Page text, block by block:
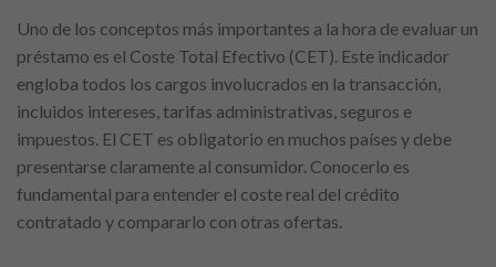
Uno de los conceptos más importantes a la hora de evaluar un
préstamo es el Coste Total Efectivo (CET). Este indicador
engloba todos los cargos involucrados en la transacción,
incluidos intereses, tarifas administrativas, seguros e
impuestos. El CET es obligatorio en muchos países y debe
presentarse claramente al consumidor. Conocerlo es
fundamental para entender el coste real del crédito
contratado y compararlo con otras ofertas.